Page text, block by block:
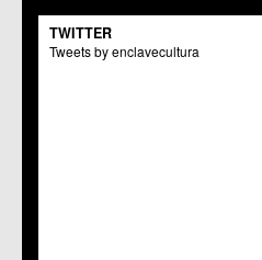
TWITTER
Tweets by enclavecultura